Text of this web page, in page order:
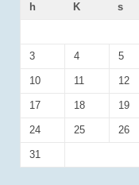
h
K s
3 4 5
10 11 12
17 18 19
24 25 26
31